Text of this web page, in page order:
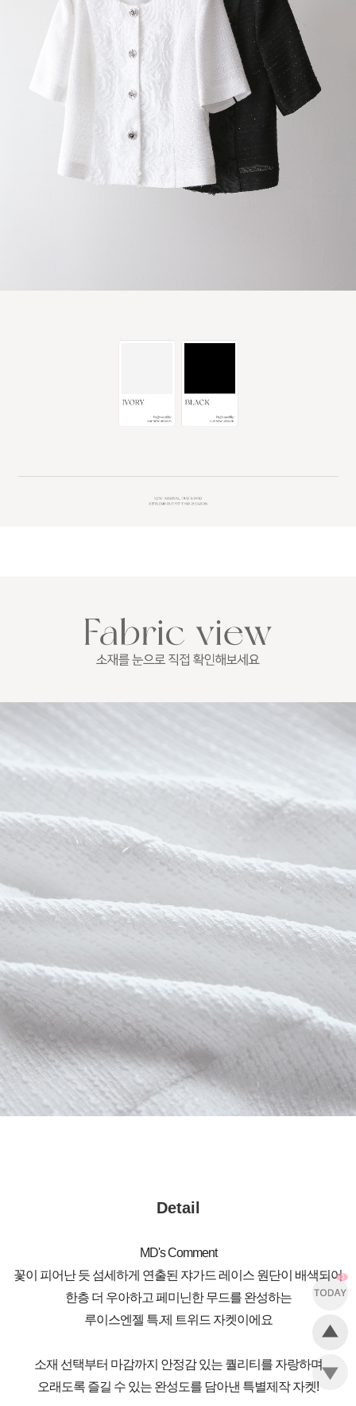
0
Detail
MD's Comment
꽃이 피어난 듯 섬세하게 연출된 쟈가드 레이스 원단이 배색되어
한층 더 우아하고 페미닌한 무드를 완성하는
루이스엔젤 특.제 트위드 자켓이에요
소재 선택부터 마감까지 안정감 있는 퀄리티를 자랑하며
오래도록 즐길 수 있는 완성도를 담아낸 특별제작 자켓!